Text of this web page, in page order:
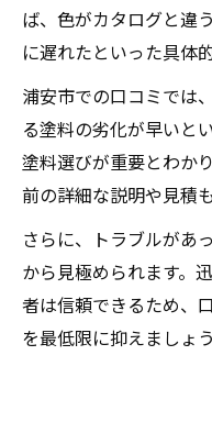
ば、色がカタログと違
に遅れたといった具体
浦安市での口コミでは
る塗料の劣化が早いと
塗料選びが重要とわか
前の詳細な説明や見積
さらに、トラブルがあ
から見極められます。
者は信頼できるため、
を最低限に抑えましょう